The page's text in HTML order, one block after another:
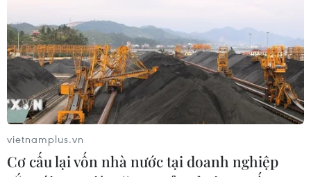
Khách hàng của Sacombank được tự kích
hoạt, khóa thẻ bằng tin nhắn
Sacombank vừa triển khai phương thức cho phép khách
hàng tự kích hoạt, khoá hoặc mở khoá các loại thẻ
vietnamplus.vn
Cơ cấu lại vốn nhà nước tại doanh nghiệp